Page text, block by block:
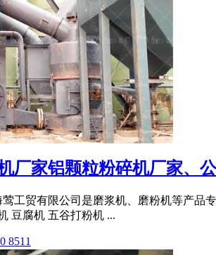
厂家铝颗粒粉碎机厂家、
工贸有限公司是磨浆机、磨粉机等产品
豆腐机 五谷打粉机 ...
8511